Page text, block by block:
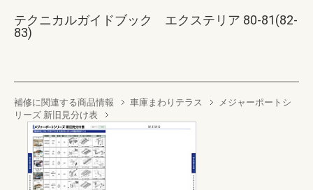
テクニカルガイドブック エクステリア 80-81(82-
83)
補修に関連する商品情報 車庫まわりテラス
メジャーポートシ
リーズ 新旧見分け表